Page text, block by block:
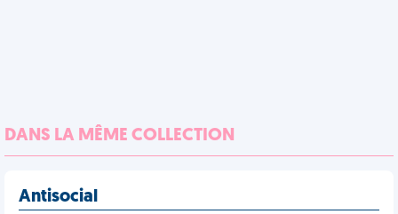
DANS LA MÊME COLLECTION
Antisocial